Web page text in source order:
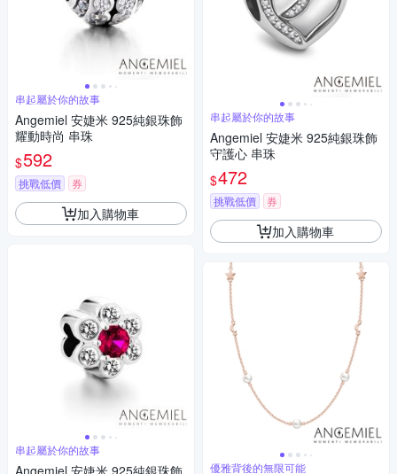
串起屬於你的故事
Angemiel 安婕米 925純銀珠飾
耀動時尚 串珠
$592
挑戰低價 券
加入購物車
串起屬於你的故事
串起屬於你的故事
Angemiel 安婕米 925純銀珠飾
守護心 串珠
$472
挑戰低價 券
加入購物車
優雅背後的無限可能